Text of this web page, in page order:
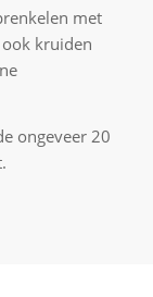
met
kruiden
ongeveer 20